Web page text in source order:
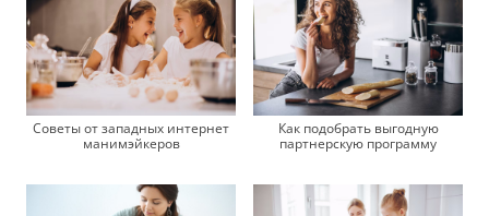
Советы от западных интернет
манимэйкеров
Как подобрать выгодную
партнерскую программу